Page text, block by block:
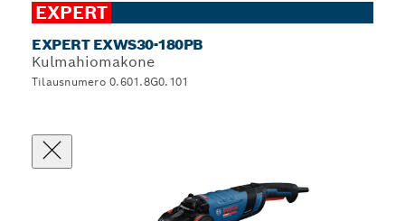
EXPERT
EXPERT EXWS30-180PB
Kulmahiomakone
Tilausnumero 0.601.8G0.101